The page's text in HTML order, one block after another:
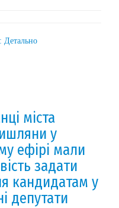
Детально
міста
у
ефірі мали
задати
кандидатам у
депутати